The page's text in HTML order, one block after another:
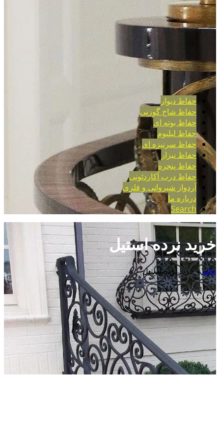
Open
Mobile
Menu
حفاظ دیوار
حفاظ شاخ گوزنی
حفاظ بوته ای
حفاظ لیلیوم
حفاظ سرنیزه ای
حفاظ نیزار
حفاظ پنجره
حفاظ درب آکاردئونی
آردواز شیروانی و فلزی
درباره ما
Search
خرید نرده استیل
خانه»خرید نرده استیل